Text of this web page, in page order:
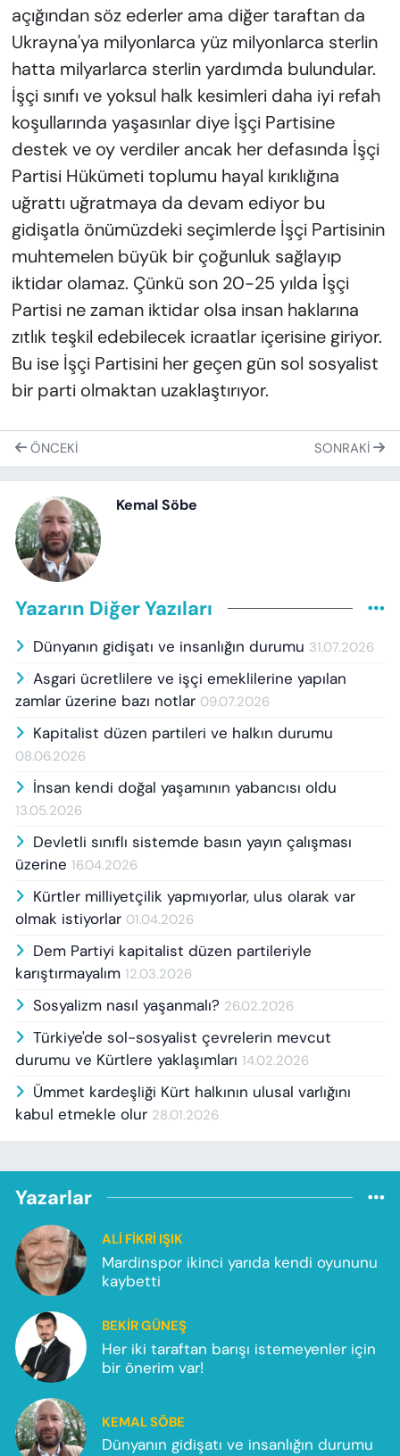
açığından söz ederler ama diğer taraftan da
Ukrayna'ya milyonlarca yüz milyonlarca sterlin
hatta milyarlarca sterlin yardımda bulundular.
İşçi sınıfı ve yoksul halk kesimleri daha iyi refah
koşullarında yaşasınlar diye İşçi Partisine
destek ve oy verdiler ancak her defasında İşçi
Partisi Hükümeti toplumu hayal kırıklığına
uğrattı uğratmaya da devam ediyor bu
gidişatla önümüzdeki seçimlerde İşçi Partisinin
muhtemelen büyük bir çoğunluk sağlayıp
iktidar olamaz. Çünkü son 20-25 yılda İşçi
Partisi ne zaman iktidar olsa insan haklarına
zıtlık teşkil edebilecek icraatlar içerisine giriyor.
Bu ise İşçi Partisini her geçen gün sol sosyalist
bir parti olmaktan uzaklaştırıyor.
ÖNCEKI SONRAKI
Kemal Söbe
Yazarın Diğer Yazıları
Dünyanın gidişatı ve insanlığın durumu 31.07.2026
Asgari ücretlilere ve işçi emeklilerine yapılan
zamlar üzerine bazı notlar 09.07.2026
Kapitalist düzen partileri ve halkın durumu
08.06.2026
İnsan kendi doğal yaşamının yabancısı oldu
13.05.2026
Devletli sınıflı sistemde basın yayın çalışması
üzerine 16.04.2026
Kürtler milliyetçilik yapmıyorlar, ulus olarak var
olmak istiyorlar 01.04.2026
Dem Partiyi kapitalist düzen partileriyle
karıştırmayalım 12.03.2026
Sosyalizm nasıl yaşanmalı? 26.02.2026
Türkiye'de sol-sosyalist çevrelerin mevcut
durumu ve Kürtlere yaklaşımları 14.02.2026
Ümmet kardeşliği Kürt halkının ulusal varlığını
kabul etmekle olur 28.01.2026
Yazarlar
ALI FIKRI IŞIK
Mardinspor ikinci yarıda kendi oyununu
kaybetti
BEKIR GÜNEŞ
Her iki taraftan barışı istemeyenler için
bir önerim var!
KEMAL SÖBE
Dünyanın gidişatı ve insanlığın durumu